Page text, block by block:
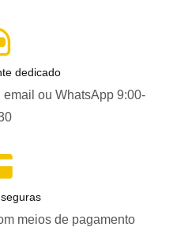
dedicado
ou WhatsApp 9:00-
meios de pagamento